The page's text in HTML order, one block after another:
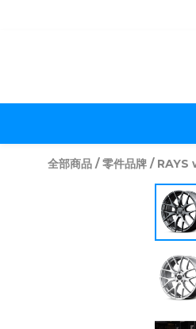
全部商品 /零件品牌 / RAYS